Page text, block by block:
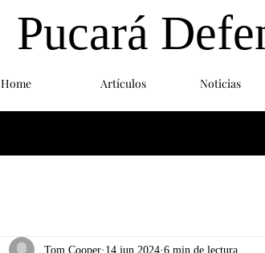
Home Artículos Noticias
Pucará
Tom Cooper 14 jun 2024 6 min de lectura